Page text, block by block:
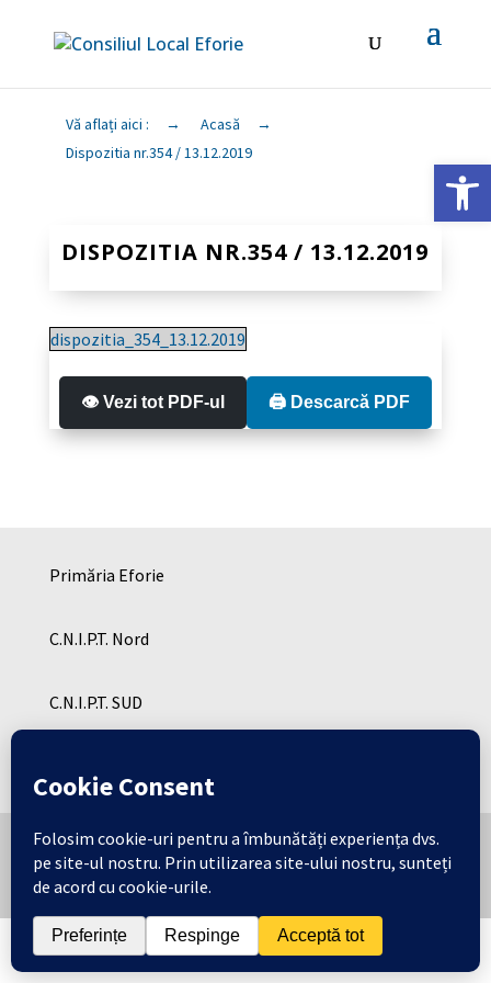
Deschide
Vă aflați aici : → Acasă
→
Dispozitia nr.354 / 13.12.2019
DISPOZITIA NR.354 / 13.12.2019
dispozitia_354_13.12.2019
👁️ Vezi tot PDF-ul 🖨️ Descarcă PDF
Primăria Eforie
C.N.I.P.T. Nord
C.N.I.P.T. SUD
Copyright © Consiliul Local Eforie 2026 | Toate
drepturile rezervate .